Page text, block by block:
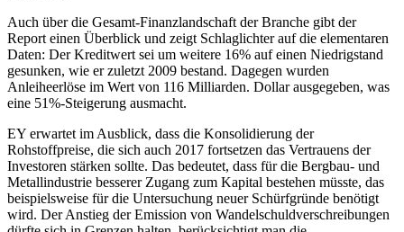
Auch über die Gesamt-Finanzlandschaft der Branche gibt der
Report einen Überblick und zeigt Schlaglichter auf die elementaren
Daten: Der Kreditwert sei um weitere 16% auf einen Niedrigstand
gesunken, wie er zuletzt 2009 bestand. Dagegen wurden
Anleiheerlöse im Wert von 116 Milliarden. Dollar ausgegeben, was
eine 51%-Steigerung ausmacht.
EY erwartet im Ausblick, dass die Konsolidierung der
Rohstoffpreise, die sich auch 2017 fortsetzen das Vertrauens der
Investoren stärken sollte. Das bedeutet, dass für die Bergbau- und
Metallindustrie besserer Zugang zum Kapital bestehen müsste, das
beispielsweise für die Untersuchung neuer Schürfgründe benötigt
wird. Der Anstieg der Emission von Wandelschuldverschreibungen